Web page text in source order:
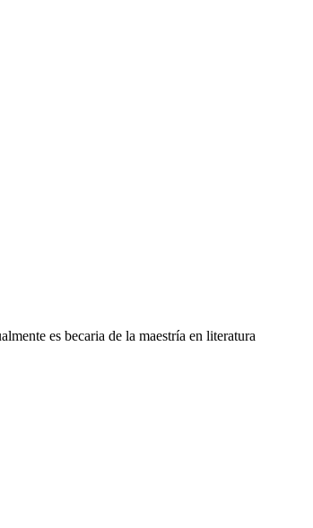
es becaria de la maestría en literatura